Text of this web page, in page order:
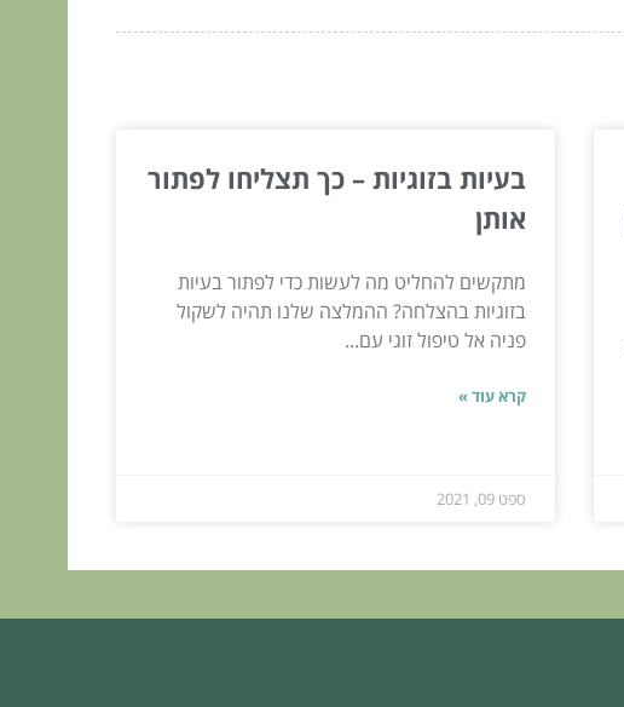
בעיות בזוגיות – כך תצליחו לפתור
אותן
מתקשים להחליט מה לעשות כדי לפתור בעיות
בזוגיות בהצלחה? ההמלצה שלנו תהיה לשקול
פניה אל טיפול זוגי עם...
קרא עוד »
ספט 09, 2021